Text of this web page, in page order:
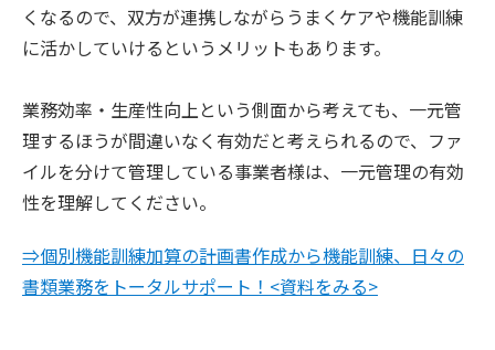
くなるので、双方が連携しながらうまくケアや機能訓練
に活かしていけるというメリットもあります。
業務効率・生産性向上という側面から考えても、一元管
理するほうが間違いなく有効だと考えられるので、ファ
イルを分けて管理している事業者様は、一元管理の有効
性を理解してください。
⇒個別機能訓練加算の計画書作成から機能訓練、日々の
書類業務をトータルサポート！<資料をみる>